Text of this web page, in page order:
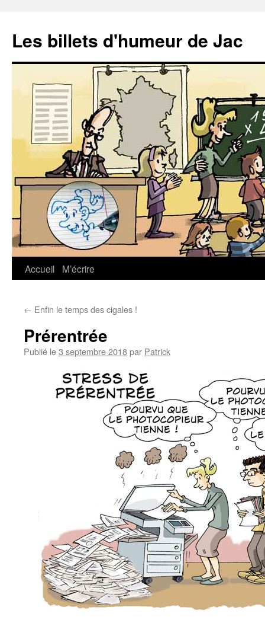
contenu
Les billets d'humeur de Jac
Accueil M’écrire
← Enfin le temps des cigales !
Prérentrée
Publié le3 septembre 2018par Patrick